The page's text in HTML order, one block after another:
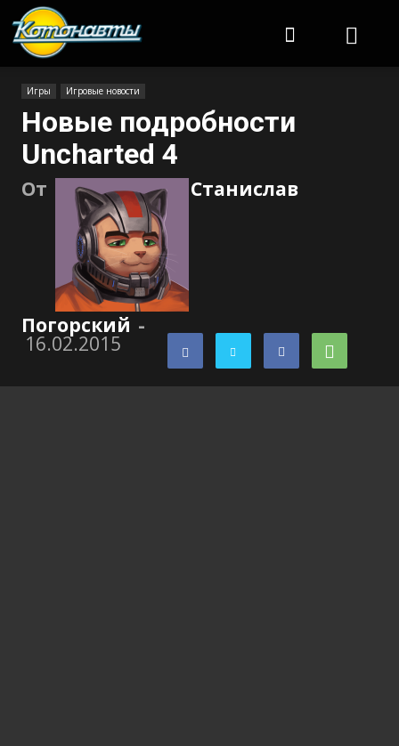
Игры Игровые новости
Новые подробности
Uncharted 4
От Станислав
Погорский -
16.02.2015